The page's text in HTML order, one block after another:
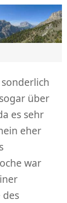
über
es sehr
eher
war